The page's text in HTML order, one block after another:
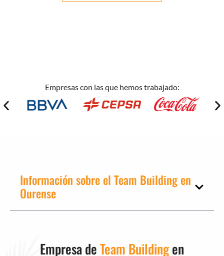
Empresas con las que hemos trabajado:
Información sobre el Team Building en
Ourense
Empresa deTeam Buildingen